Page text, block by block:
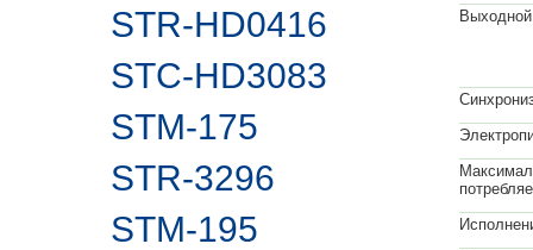
STR-HD0416
STC-HD3083
STM-175
STR-3296
STM-195